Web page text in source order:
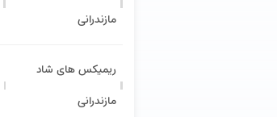
مازندرانی
ریمیکس های شاد
مازندرانی